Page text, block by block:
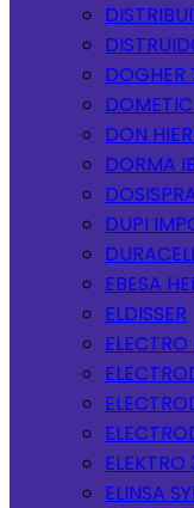
DOGHER
DON
DORMA
DUPI
EBESA
ELDISSER
ELEKTRO
ELINSA